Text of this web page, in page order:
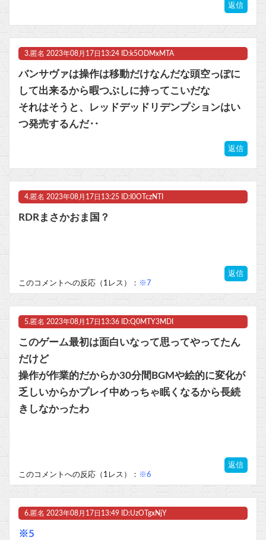
返信
3. 匿名 2023年08月17日13:24 ID:k5ODMxMTA
バンサヴァは操作は移動だけなんだな頭空っぽに
して出来るから暇つぶしに持ってこいだな
それはそうと、レッドデッドリデンプションはい
つ発売するんだ‥
返信
4. 匿名 2023年08月17日13:25 ID:I0OTczNTI
RDRまさかおま国？
返信
このコメントへの反応（1レス）： ※7
5. 匿名 2023年08月17日13:36 ID:Q0MTY3MDI
このゲーム最初は面白いなって思ってやってたん
だけど
操作が作業的だからか30分間BGMや絵的に変化が
乏しいからかプレイ中めっちゃ眠くなるから長続
きしなかったわ
返信
このコメントへの反応（1レス）： ※6
6. 匿名 2023年08月17日13:49 ID:UzOTgxNjY
※5